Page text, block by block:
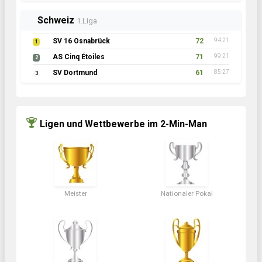
Schweiz 1.Liga
1 SV 16 Osnabrück 72 94:21
2 AS Cinq Étoiles 71 99:21
3 SV Dortmund 61 85:27
Ligen und Wettbewerbe im 2-Min-Man
Meister Nationaler Pokal